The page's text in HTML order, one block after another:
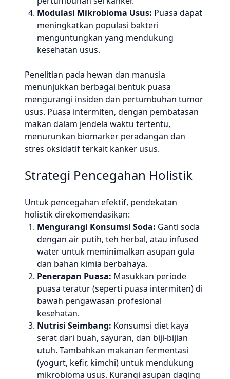
Modulasi Mikrobioma Usus: Puasa dapat
meningkatkan populasi bakteri
menguntungkan yang mendukung
kesehatan usus.
Penelitian pada hewan dan manusia
menunjukkan berbagai bentuk puasa
mengurangi insiden dan pertumbuhan tumor
usus. Puasa intermiten, dengan pembatasan
makan dalam jendela waktu tertentu,
menurunkan biomarker peradangan dan
stres oksidatif terkait kanker usus.
Strategi Pencegahan Holistik
Untuk pencegahan efektif, pendekatan
holistik direkomendasikan:
Mengurangi Konsumsi Soda: Ganti soda
dengan air putih, teh herbal, atau infused
water untuk meminimalkan asupan gula
dan bahan kimia berbahaya.
Penerapan Puasa: Masukkan periode
puasa teratur (seperti puasa intermiten) di
bawah pengawasan profesional
kesehatan.
Nutrisi Seimbang: Konsumsi diet kaya
serat dari buah, sayuran, dan biji-bijian
utuh. Tambahkan makanan fermentasi
(yogurt, kefir, kimchi) untuk mendukung
mikrobioma usus. Kurangi asupan daging